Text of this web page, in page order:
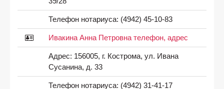
Телефон нотариуса: (4942) 45-10-83
Ивакина Анна Петровна телефон, адрес
Адрес: 156005, г. Кострома, ул. Ивана
Сусанина, д. 33
Телефон нотариуса: (4942) 31-41-17